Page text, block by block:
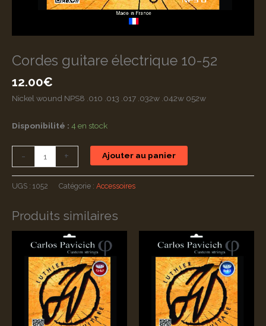
Cordes guitare électrique 10-52
12.00€
Nickel wound NPS8 .010 .013 .017 .032w .042w 052w
Disponibilité : 4 en stock
-
de
Cordes
guitare
10-
52
+ Ajouter au panier
UGS : 1052 Catégorie : Accessoires
Produits similaires